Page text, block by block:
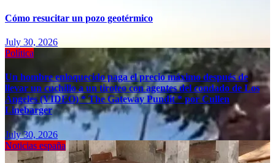
Cómo resucitar un pozo geotérmico
July 30, 2026
Política
Un hombre enloquecido paga el precio máximo después de
llevar un cuchillo a un tiroteo con agentes del condado de Los
Ángeles (VIDEO) * The Gateway Pundit * por Cullen
Linebarger
July 30, 2026
Noticias españa